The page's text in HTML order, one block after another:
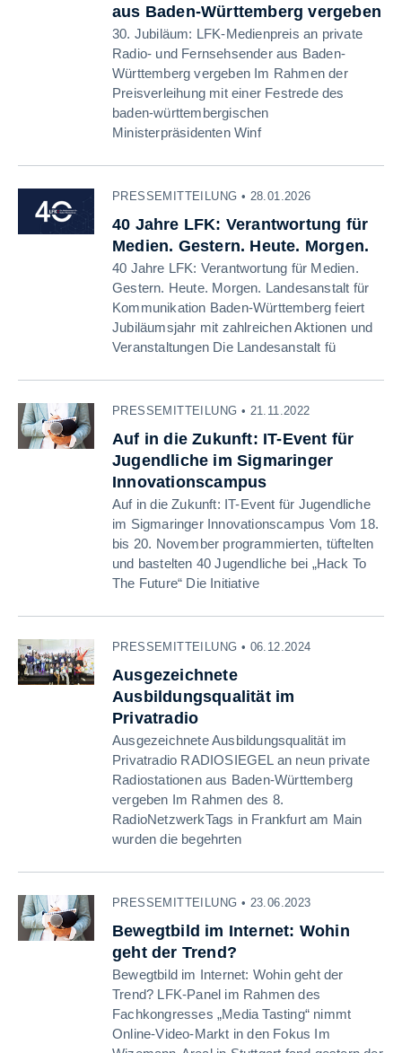
aus Baden-Württemberg vergeben
30. Jubiläum: LFK-Medienpreis an private
Radio- und Fernsehsender aus Baden-
Württemberg vergeben Im Rahmen der
Preisverleihung mit einer Festrede des
baden-württembergischen
Ministerpräsidenten Winf
PRESSEMITTEILUNG • 28.01.2026
40 Jahre LFK: Verantwortung für
Medien. Gestern. Heute. Morgen.
40 Jahre LFK: Verantwortung für Medien.
Gestern. Heute. Morgen. Landesanstalt für
Kommunikation Baden-Württemberg feiert
Jubiläumsjahr mit zahlreichen Aktionen und
Veranstaltungen Die Landesanstalt fü
PRESSEMITTEILUNG • 21.11.2022
Auf in die Zukunft: IT-Event für
Jugendliche im Sigmaringer
Innovationscampus
Auf in die Zukunft: IT-Event für Jugendliche
im Sigmaringer Innovationscampus Vom 18.
bis 20. November programmierten, tüftelten
und bastelten 40 Jugendliche bei „Hack To
The Future“ Die Initiative
PRESSEMITTEILUNG • 06.12.2024
Ausgezeichnete
Ausbildungsqualität im
Privatradio
Ausgezeichnete Ausbildungsqualität im
Privatradio RADIOSIEGEL an neun private
Radiostationen aus Baden-Württemberg
vergeben Im Rahmen des 8.
RadioNetzwerkTags in Frankfurt am Main
wurden die begehrten
PRESSEMITTEILUNG • 23.06.2023
Bewegtbild im Internet: Wohin
geht der Trend?
Bewegtbild im Internet: Wohin geht der
Trend? LFK-Panel im Rahmen des
Fachkongresses „Media Tasting“ nimmt
Online-Video-Markt in den Fokus Im